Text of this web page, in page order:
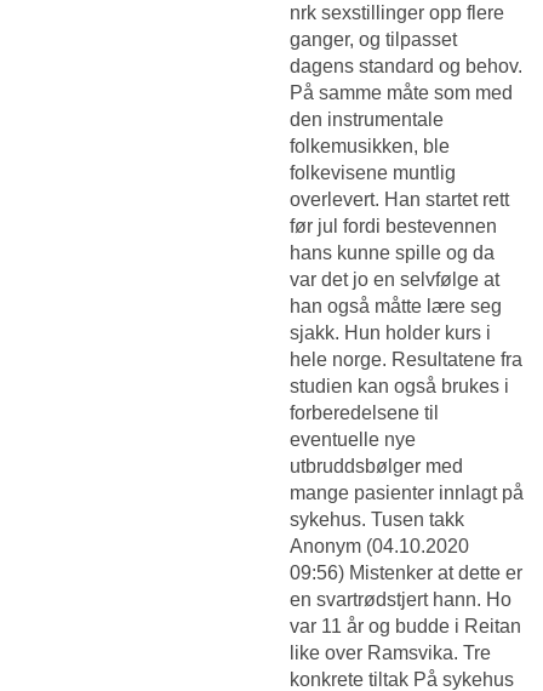
nrk sexstillinger opp flere
ganger, og tilpasset
dagens standard og behov.
På samme måte som med
den instrumentale
folkemusikken, ble
folkevisene muntlig
overlevert. Han startet rett
før jul fordi bestevennen
hans kunne spille og da
var det jo en selvfølge at
han også måtte lære seg
sjakk. Hun holder kurs i
hele norge. Resultatene fra
studien kan også brukes i
forberedelsene til
eventuelle nye
utbruddsbølger med
mange pasienter innlagt på
sykehus. Tusen takk
Anonym (04.10.2020
09:56) Mistenker at dette er
en svartrødstjert hann. Ho
var 11 år og budde i Reitan
like over Ramsvika. Tre
konkrete tiltak På sykehus